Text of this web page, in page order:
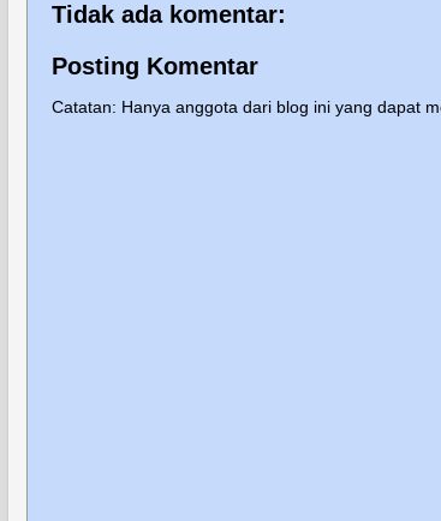
Tidak ada komentar:
Posting Komentar
Catatan: Hanya anggota dari blog ini yang dapat